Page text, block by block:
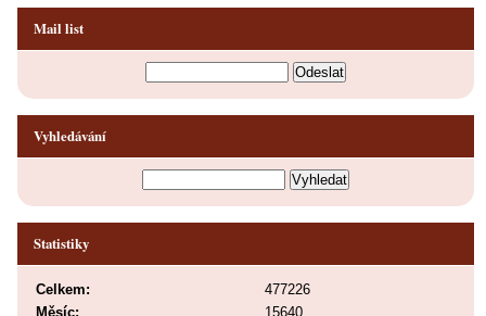
Mail list
Vyhledávání
Statistiky
Celkem:
477226
Měsíc:
15640